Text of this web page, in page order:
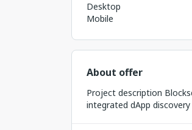
Desktop
Mobile
About offer
Project description
integrated dApp